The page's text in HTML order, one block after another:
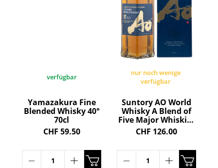
verfügbar
Yamazakura Fine
Blended Whisky 40°
70cl
CHF 59.50
nur noch wenige
verfügbar
Suntory AO World
Whisky A Blend of
Five Major Whiskies
Blended Whisky 43°
70cl
CHF 126.00